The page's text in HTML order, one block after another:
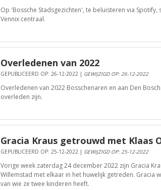
Op 'Bossche Stadsgezichten', te beluisteren via Spotify,
Vennix centraal.
Overledenen van 2022
GEPUBLICEERD OP: 26-12-2022 | GEWIJZIGD OP: 26-12-2022
Overledenen van 2022 Bosschenaren en aan Den
overleden zijn.
Gracia Kraus getrouwd met Klaas
GEPUBLICEERD OP: 25-12-2022 | GEWIJZIGD OP: 25-12-2022
Vorige week zaterdag 24 december 2022 zijn Gracia
Willemstad met elkaar in het huwelijk getreden. Gracia
van wie ze twee kinderen heeft.